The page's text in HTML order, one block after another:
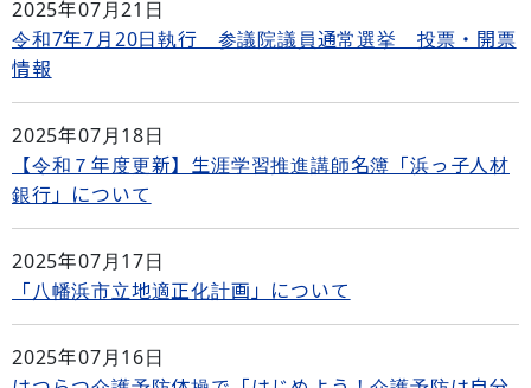
2025年07月21日
令和7年7月20日執行 参議院議員通常選挙 投票・開票
情報
2025年07月18日
【令和７年度更新】生涯学習推進講師名簿「浜っ子人材
銀行」について
2025年07月17日
「八幡浜市立地適正化計画」について
2025年07月16日